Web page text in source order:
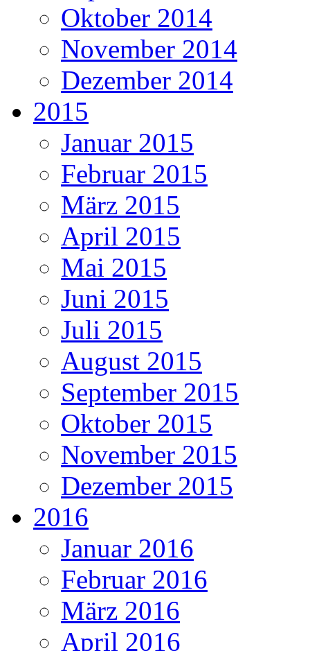
Oktober 2014
November 2014
Dezember 2014
2015
Januar 2015
Februar 2015
März 2015
April 2015
Mai 2015
Juni 2015
Juli 2015
August 2015
September 2015
Oktober 2015
November 2015
Dezember 2015
2016
Januar 2016
Februar 2016
März 2016
April 2016